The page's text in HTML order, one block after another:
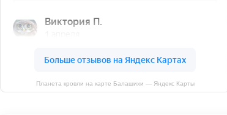
Планета кровли на карте Балашихи — Яндекс Карты